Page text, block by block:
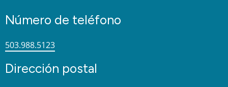
Número de teléfono
503.988.5123
Dirección postal